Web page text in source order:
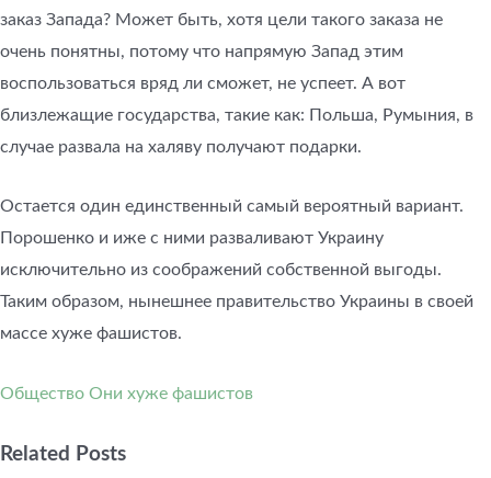
заказ Запада? Может быть, хотя цели такого заказа не
очень понятны, потому что напрямую Запад этим
воспользоваться вряд ли сможет, не успеет. А вот
близлежащие государства, такие как: Польша, Румыния, в
случае развала на халяву получают подарки.
Остается один единственный самый вероятный вариант.
Порошенко и иже с ними разваливают Украину
исключительно из соображений собственной выгоды.
Таким образом, нынешнее правительство Украины в своей
массе хуже фашистов.
Общество Они хуже фашистов
Related Posts